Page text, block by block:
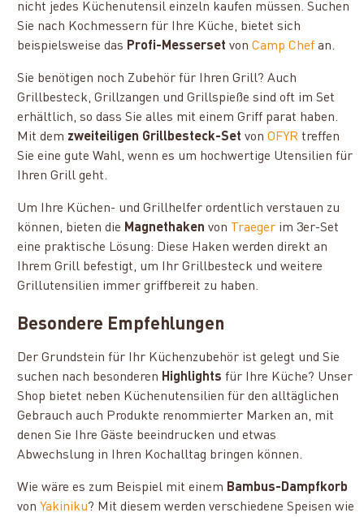
nicht jedes Küchenutensil einzeln kaufen müssen. Suchen
Sie nach Kochmessern für Ihre Küche, bietet sich
beispielsweise das Profi-Messerset vonCamp Chef an.
Sie benötigen noch Zubehör für Ihren Grill? Auch
Grillbesteck, Grillzangen und Grillspieße sind oft im Set
erhältlich, so dass Sie alles mit einem Griff parat haben.
Mit dem zweiteiligen Grillbesteck-Set vonOFYR treffen
Sie eine gute Wahl, wenn es um hochwertige Utensilien für
Ihren Grill geht.
Um Ihre Küchen- und Grillhelfer ordentlich verstauen zu
können, bieten die Magnethaken von Traeger im 3er-Set
eine praktische Lösung: Diese Haken werden direkt an
Ihrem Grill befestigt, um Ihr Grillbesteck und weitere
Grillutensilien immer griffbereit zu haben.
Besondere Empfehlungen
Der Grundstein für Ihr Küchenzubehör ist gelegt und Sie
suchen nach besonderen Highlights für Ihre Küche? Unser
Shop bietet neben Küchenutensilien für den alltäglichen
Gebrauch auch Produkte renommierter Marken an, mit
denen Sie Ihre Gäste beeindrucken und etwas
Abwechslung in Ihren Kochalltag bringen können.
Wie wäre es zum Beispiel mit einem Bambus-Dampfkorb
von Yakiniku? Mit diesem werden verschiedene Speisen wie